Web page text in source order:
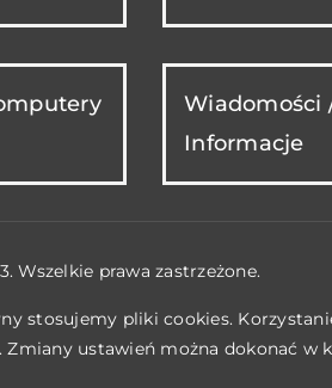
Wiadomości
Informacje
Wszelkie prawa zastrzeżone.
stosujemy pliki cookies.
ustawień można dokonać w